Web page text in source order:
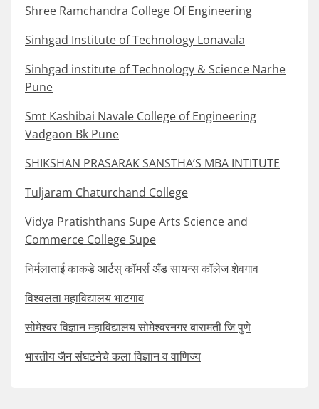
Shree Ramchandra College Of Engineering
Sinhgad Institute of Technology Lonavala
Sinhgad institute of Technology & Science Narhe
Pune
Smt Kashibai Navale College of Engineering
Vadgaon Bk Pune
SHIKSHAN PRASARAK SANSTHA’S MBA INTITUTE
Tuljaram Chaturchand College
Vidya Pratishthans Supe Arts Science and
Commerce College Supe
निर्मलाताई काकडे आर्टस् कॉमर्स अँड सायन्स कॉलेज शेवगाव
विश्वलता महाविद्यालय भाटगाव
सोमेश्वर विज्ञान महाविद्यालय सोमेश्वरनगर बारामती जि पुणे
भारतीय जैन संघटनेचे कला विज्ञान व वाणिज्य